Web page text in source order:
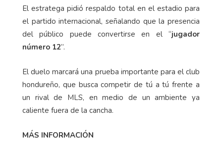
El estratega pidió respaldo total en el estadio para
el partido internacional, señalando que la presencia
del público puede convertirse en el “jugador
número 12”.
El duelo marcará una prueba importante para el club
hondureño, que busca competir de tú a tú frente a
un rival de MLS, en medio de un ambiente ya
caliente fuera de la cancha.
MÁS INFORMACIÓN